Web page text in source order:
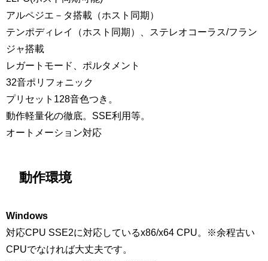
アルペジエ－タ搭載（ホスト同期）
テンポディレイ（ホスト同期）、ステレオコーラス/フラン
ジャ搭載
レガートモード、ポルタメント
32音ポリフォニック
プリセット128音色つき。
動作軽量化の徹底。SSE利用等。
オートメーション対応
動作環境
Windows
対応CPU SSE2に対応しているx86/x64 CPU。※余程古い
CPUでなければ大丈夫です。